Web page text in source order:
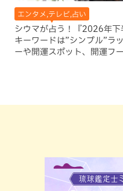
エンタメ,テレビ,占い
シウマが占う！『2026年下
キーワードは”シンプル”ラ
ーや開運スポット、開運フ